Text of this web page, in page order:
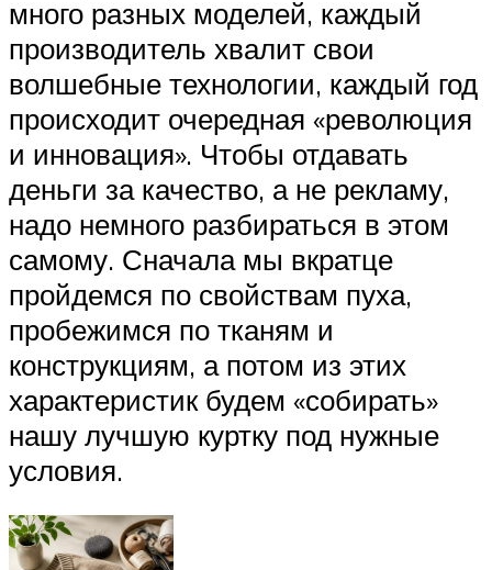
много разных моделей, каждый
производитель хвалит свои
волшебные технологии, каждый год
происходит очередная «революция
и инновация». Чтобы отдавать
деньги за качество, а не рекламу,
надо немного разбираться в этом
самому. Сначала мы вкратце
пройдемся по свойствам пуха,
пробежимся по тканям и
конструкциям, а потом из этих
характеристик будем «собирать»
нашу лучшую куртку под нужные
условия.